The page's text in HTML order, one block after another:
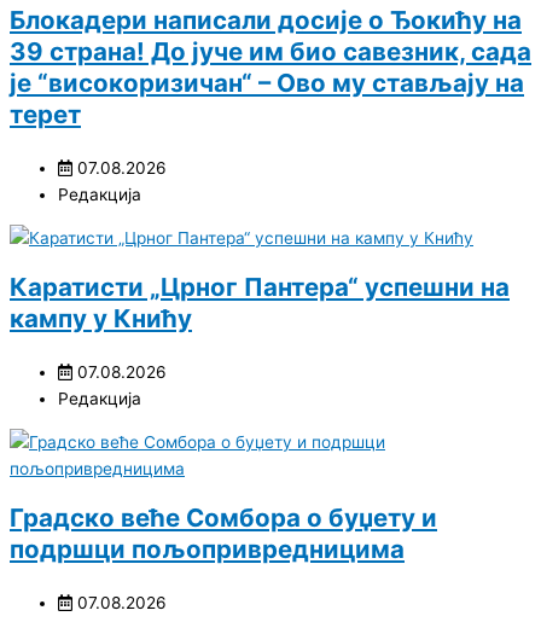
Блокадери написали досије о Ђокићу на
39 страна! До јуче им био савезник, сада
је “високоризичан“ – Ово му стављају на
терет
07.08.2026
Редакција
Каратисти „Црног Пантера“ успешни на
кампу у Книћу
07.08.2026
Редакција
Градско веће Сомбора о буџету и
подршци пољопривредницима
07.08.2026